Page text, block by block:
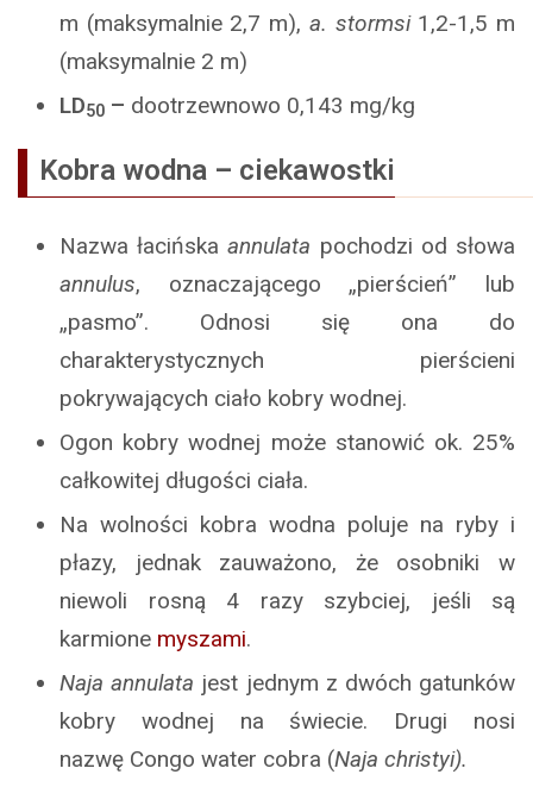
m (maksymalnie 2,7 m), a. stormsi1,2-1,5 m
(maksymalnie 2 m)
LD50 – dootrzewnowo 0,143 mg/kg
Kobra wodna – ciekawostki
Nazwa łacińskaannulata pochodzi od słowa
annulus, oznaczającego „pierścień” lub
„pasmo”. Odnosi się ona do
charakterystycznych pierścieni
pokrywających ciało kobry wodnej.
Ogon kobry wodnej może stanowić ok. 25%
całkowitej długości ciała.
Na wolności kobra wodna poluje na ryby i
płazy, jednak zauważono, że osobniki w
niewoli rosną 4 razy szybciej, jeśli są
karmione myszami.
Naja annulata jest jednym z dwóch gatunków
kobry wodnej na świecie. Drugi nosi
nazwę Congo water cobra (Naja christyi).